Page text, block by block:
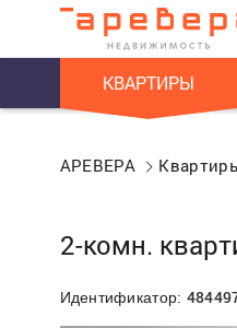
КВАРТИРЫ
АРЕВЕРА
2-комн.
Идентификатор: